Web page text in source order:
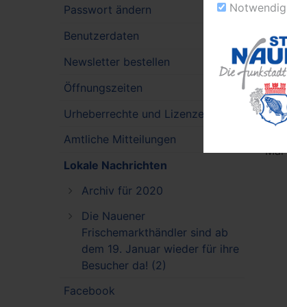
Notwendig
Passwort ändern
Benutzerdaten
Newsletter bestellen
Öffnungszeiten
Urheberrechte und Lizenzen
Amtliche Mitteilungen
Lokale Nachrichten
Archiv für 2020
Die Nauener
Frischemarkthändler sind ab
dem 19. Januar wieder für ihre
Besucher da! (2)
Facebook
Mai